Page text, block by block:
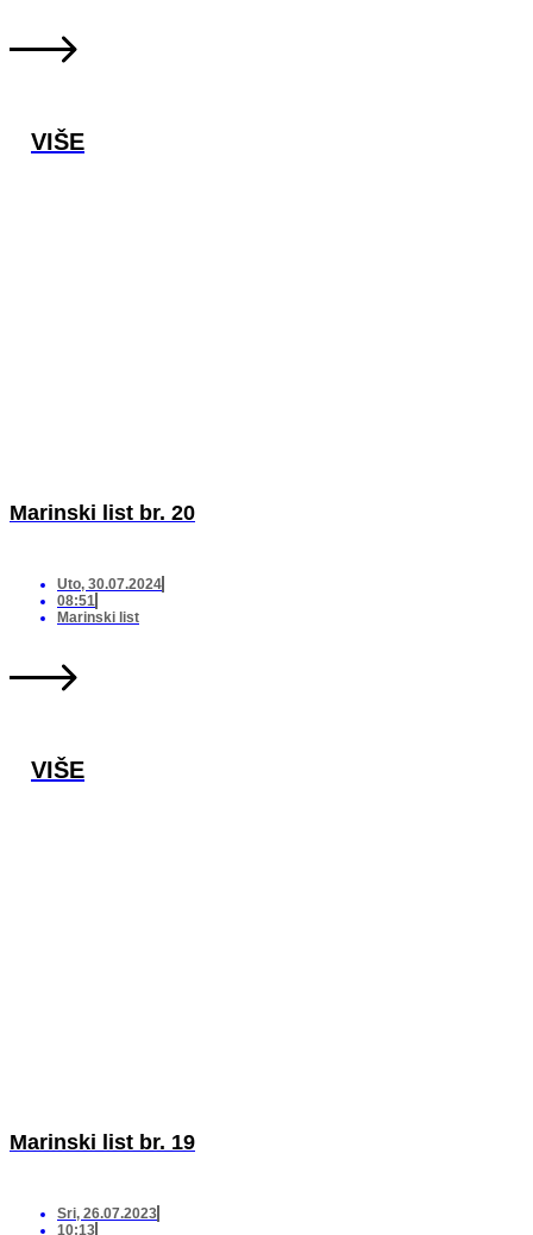
VIŠE
Marinski list br. 20
Uto, 30.07.2024
08:51
Marinski list
VIŠE
Marinski list br. 19
Sri, 26.07.2023
10:13